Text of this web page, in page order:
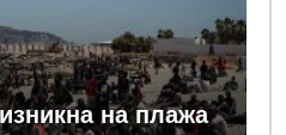
на плажа